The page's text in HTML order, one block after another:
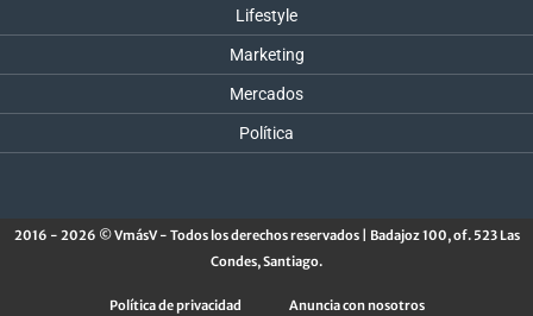
Lifestyle
Marketing
Mercados
Política
2016 - 2026 © VmásV - Todos los derechos reservados | Badajoz 100, of. 523 Las
Condes, Santiago.
Política de privacidad Anuncia con nosotros